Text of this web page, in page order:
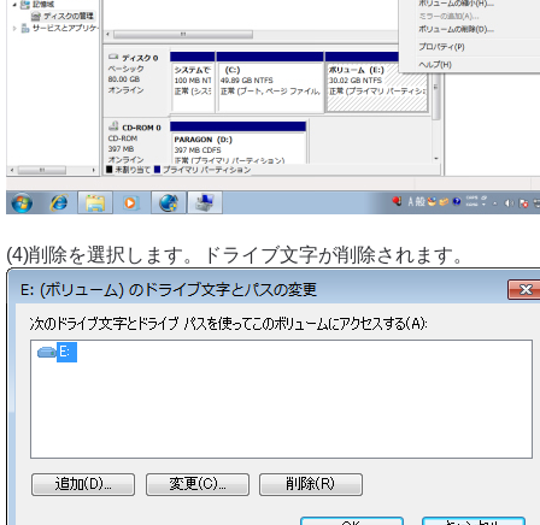
(4)削除を選択します。ドライブ文字が削除されます。